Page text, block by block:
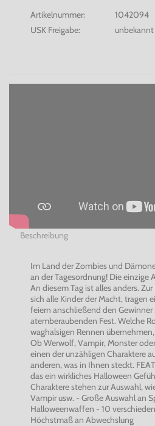
Artikelnummer:
1042094
USK Freigabe:
unbekannt
Beschreibung
Im Land der Zombies und
an der Tagesordnung! Die einzige
An diesem Tag ist alles anders.
sich alle Kinder der Macht, tragen
feiern anschließend den
atemberaubenden Fest. Welche
waghalsigen Rennen
Ob Werwolf, Vampir, Monster
einen der unzähligen Charaktere
anderen, was in Ihnen steckt.
das ein wirkliches Halloween
Charaktere stehen zur Auswahl,
Vampir usw. - Große Auswahl an
Halloweenwaffen - 10
Höchstmaß an Abwechslung